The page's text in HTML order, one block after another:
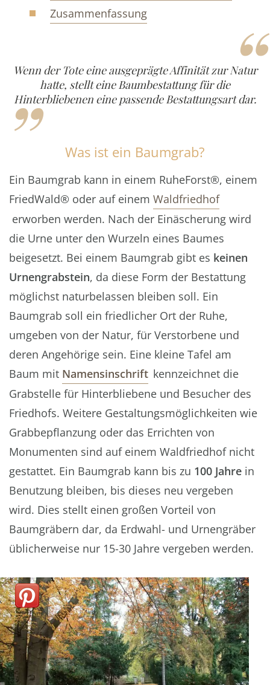
Zusammenfassung
“
„
Wenn der Tote eine ausgeprägte Affinität zur Natur
hatte, stellt eine Baumbestattung für die
Hinterbliebenen eine passende Bestattungsart dar.
Was ist ein Baumgrab?
Ein Baumgrab kann in einem RuheForst®, einem
FriedWald® oder auf einem Waldfriedhof
erworben werden. Nach der Einäscherung wird
die Urne unter den Wurzeln eines Baumes
beigesetzt. Bei einem Baumgrab gibt es keinen
Urnengrabstein, da diese Form der Bestattung
möglichst naturbelassen bleiben soll. Ein
Baumgrab soll ein friedlicher Ort der Ruhe,
umgeben von der Natur, für Verstorbene und
deren Angehörige sein. Eine kleine Tafel am
Baum mit Namensinschrift kennzeichnet die
Grabstelle für Hinterbliebene und Besucher des
Friedhofs. Weitere Gestaltungsmöglichkeiten wie
Grabbepflanzung oder das Errichten von
Monumenten sind auf einem Waldfriedhof nicht
gestattet. Ein Baumgrab kann bis zu 100 Jahre in
Benutzung bleiben, bis dieses neu vergeben
wird. Dies stellt einen großen Vorteil von
Baumgräbern dar, da Erdwahl- und Urnengräber
üblicherweise nur 15-30 Jahre vergeben werden.